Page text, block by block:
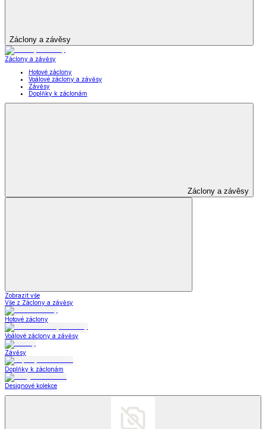
Záclony a závěsy
Záclony a závěsy
Hotové záclony
Voálové záclony a závěsy
Závěsy
Doplňky k záclonám
Záclony a závěsy
Zobrazit vše
Vše z Záclony a závěsy
Hotové záclony
Voálové záclony a závěsy
Závěsy
Doplňky k záclonám
Designové kolekce